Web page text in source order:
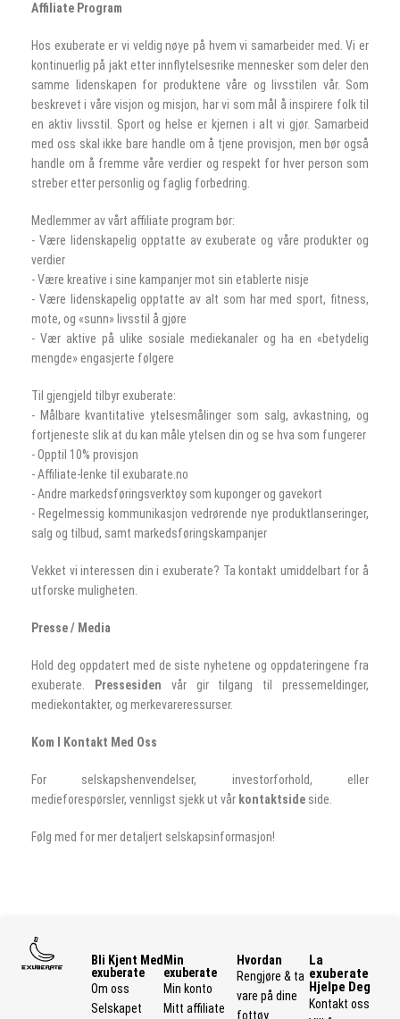
Affiliate Program
Hos exuberate er vi veldig nøye på hvem vi samarbeider med. Vi er
kontinuerlig på jakt etter innflytelsesrike mennesker som deler den
samme lidenskapen for produktene våre og livsstilen vår. Som
beskrevet i våre visjon ogmisjon, har vi som mål å inspirere folk til
en aktiv livsstil. Sport og helse er kjernen i alt vi gjør. Samarbeid
med oss ​​skal ikke bare handle om å tjene provisjon, men bør også
handle om å fremme våre verdier og respekt for hver person som
streber etter personlig og faglig forbedring.
Medlemmer av vårt affiliate program bør:
- Være lidenskapelig opptatte av exuberate og våre produkter og
verdier
- Være kreative i sine kampanjer mot sin etablerte nisje
- Være lidenskapelig opptatte av alt som har med sport, fitness,
mote, og «sunn» livsstil å gjøre
- Vær aktive på ulike sosiale mediekanaler og ha en «betydelig
mengde» engasjerte følgere
Til gjengjeld tilbyr exuberate:
- Målbare kvantitative ytelsesmålinger som salg, avkastning, og
fortjeneste slik at du kan måle ytelsen din og se hva som fungerer
- Opptil 10% provisjon
- Affiliate-lenke til exubarate.no
- Andre markedsføringsverktøy som kuponger og gavekort
- Regelmessig kommunikasjon vedrørende nye produktlanseringer,
salg og tilbud, samt markedsføringskampanjer
Vekket vi interessen din i exuberate? Ta kontakt umiddelbart for å
utforske muligheten.
Presse / Media
Hold deg oppdatert med de siste nyhetene og oppdateringene fra
exuberate.
Pressesiden vår gir tilgang til pressemeldinger,
mediekontakter, og merkevareressurser.
Kom I Kontakt Med Oss
For selskapshenvendelser, investorforhold, eller
medieforespørsler, vennligst sjekk ut vår kontaktside side.
Følg med for mer detaljert selskapsinformasjon!
Bli Kjent Med
exuberate
Om oss
Selskapet
Min
exuberate
Min konto
Mitt affiliate
Hvordan
Rengjøre & ta
vare på dine
fottøy
La
exuberate
Hjelpe Deg
Kontakt oss